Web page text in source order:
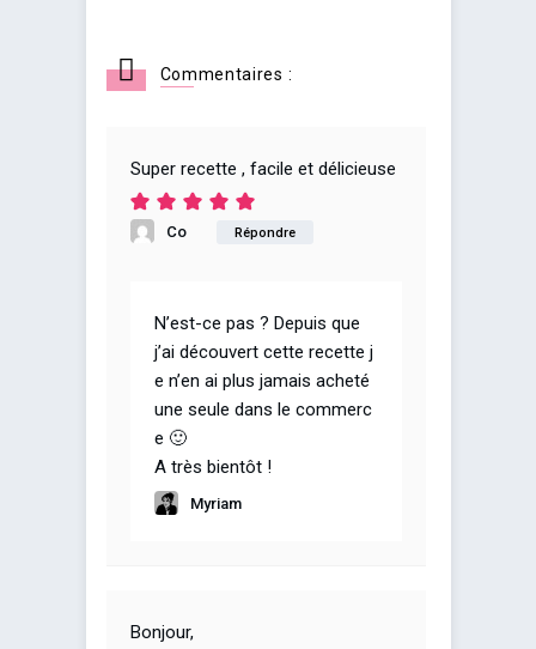
Commentaires :
Super recette , facile et délicieuse
Co Répondre
N’est-ce pas ? Depuis que
j’ai découvert cette recette j
e n’en ai plus jamais acheté
une seule dans le commerc
e 🙂
A très bientôt !
Myriam
Bonjour,